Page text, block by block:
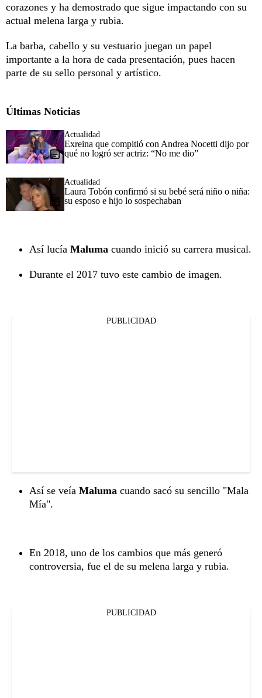
corazones y ha demostrado que sigue impactando con su
actual melena larga y rubia.
La barba, cabello y su vestuario juegan un papel
importante a la hora de cada presentación, pues hacen
parte de su sello personal y artístico.
Últimas Noticias
Actualidad
Exreina que compitió con Andrea Nocetti dijo por
qué no logró ser actriz: “No me dio”
Actualidad
Laura Tobón confirmó si su bebé será niño o niña:
su esposo e hijo lo sospechaban
Así lucía Maluma cuando inició su carrera musical.
Durante el 2017 tuvo este cambio de imagen.
PUBLICIDAD
Así se veía Maluma cuando sacó su sencillo "Mala
Mía".
En 2018, uno de los cambios que más generó
controversia, fue el de su melena larga y rubia.
PUBLICIDAD